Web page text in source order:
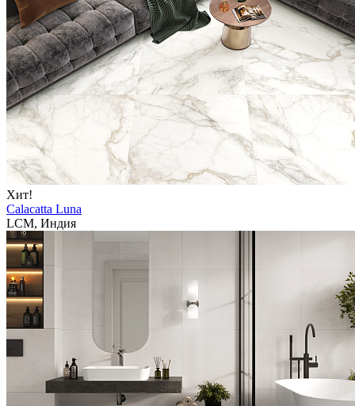
Хит!
Calacatta Luna
LCM, Индия